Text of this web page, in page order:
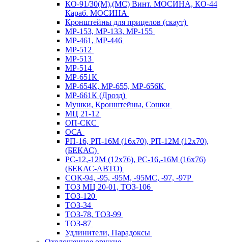
КО-91/30(М),(МС) Винт. МОСИНА, КО-44
Караб. МОСИНА
Кронштейны для прицелов (скаут)
МР-153, МР-133, МР-155
МР-461, МР-446
МР-512
МР-513
МР-514
МР-651К
МР-654К, МР-655, МР-656К
МР-661К (Дрозд)
Мушки, Кронштейны, Сошки
МЦ 21-12
ОП-СКС
ОСА
РП-16, РП-16М (16х70), РП-12М (12х70),
(БЕКАС)
РС-12,-12М (12х76), РС-16,-16М (16х76)
(БЕКАС-АВТО)
СОК-94, -95, -95М, -95МС, -97, -97Р
ТОЗ МЦ 20-01, ТОЗ-106
ТОЗ-120
ТОЗ-34
ТОЗ-78, ТОЗ-99
ТОЗ-87
Удлинители, Парадоксы